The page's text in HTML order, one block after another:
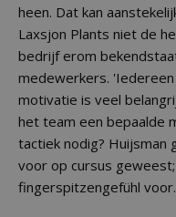
heen. Dat kan
Laxsjon Plants niet de
bedrijf erom
medewerkers.
motivatie is veel
het team een bepaalde
tactiek nodig? Huijsman
voor op cursus
fingerspitzengefühl